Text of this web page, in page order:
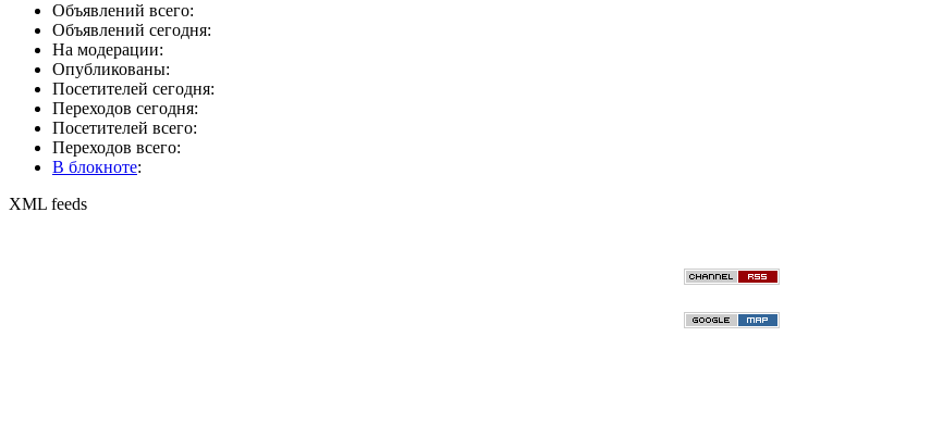
Объявлений всего:
Объявлений сегодня:
На модерации:
Опубликованы:
Посетителей сегодня:
Переходов сегодня:
Посетителей всего:
Переходов всего:
В блокноте:
XML feeds